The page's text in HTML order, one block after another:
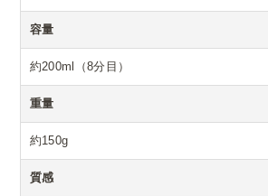
容量
約200ml（8分目）
重量
約150g
質感